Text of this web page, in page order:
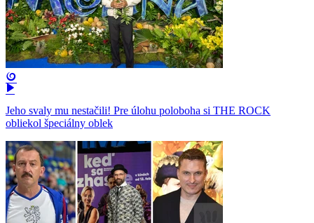
Jeho svaly mu nestačili! Pre úlohu poloboha si THE ROCK
obliekol špeciálny oblek